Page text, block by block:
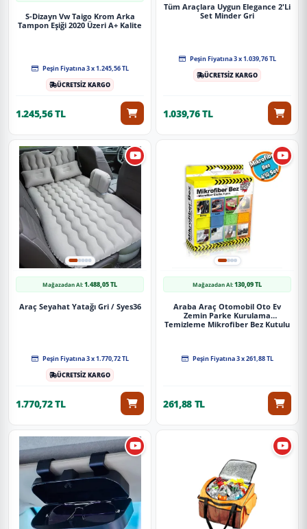
S-Dizayn Vw Taigo Krom Arka
Tampon Eşiği 2020 Üzeri A+ Kalite
Peşin Fiyatına 3 x 1.245,56 TL
ÜCRETSİZ KARGO
1.245,56 TL
Tüm Araçlara Uygun Elegance 2'Li
Set Minder Gri
Peşin Fiyatına 3 x 1.039,76 TL
ÜCRETSİZ KARGO
1.039,76 TL
Mağazadan Al:1.488,05 TL
Araç Seyahat Yatağı Gri / Syes36
Peşin Fiyatına 3 x 1.770,72 TL
ÜCRETSİZ KARGO
1.770,72 TL
Mağazadan Al:130,09 TL
Araba Araç Otomobil Oto Ev
Zemin Parke Kurulama
Temizleme Mikrofiber Bez Kutulu
Peşin Fiyatına 3 x 261,88 TL
261,88 TL